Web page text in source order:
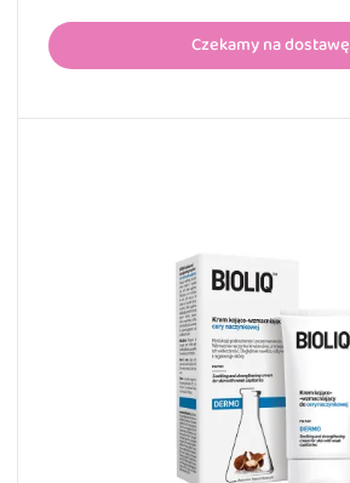
Czekamy na dostawę